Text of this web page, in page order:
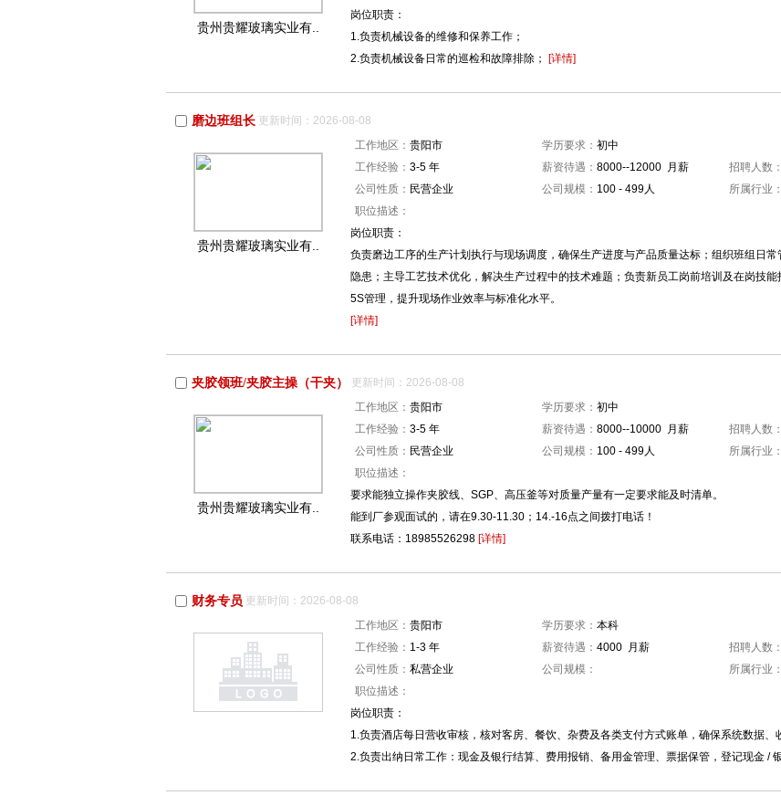
贵州贵耀玻璃实业有..
岗位职责：
1.负责机械设备的维修和保养工作；
2.负责机械设备日常的巡检和故障排除； [详情]
磨边班组长 更新时间：2026-08-08
贵州贵耀玻璃实业有..
工作地区： 贵阳市 学历要求： 初中
工作经验： 3-5 年 薪资待遇： 8000--12000 月薪 招聘人数：
公司性质： 民营企业 公司规模： 100 - 499人
所属行业：
职位描述：
岗位职责：
负责磨边工序的生产计划执行与现场调度，确保生产进度与产品质量达标；组织班组日
隐患；主导工艺技术优化，解决生产过程中的技术难题；负责新员工岗前培训及在岗技
5S管理，提升现场作业效率与标准化水平。
[详情]
夹胶领班/夹胶主操（干夹） 更新时间：2026-08-08
贵州贵耀玻璃实业有..
工作地区： 贵阳市 学历要求： 初中
工作经验： 3-5 年 薪资待遇： 8000--10000 月薪 招聘人数：
公司性质： 民营企业 公司规模： 100 - 499人
所属行业：
职位描述：
要求能独立操作夹胶线、SGP、高压釜等对质量产量有一定要求能及时清单。
能到厂参观面试的，请在9.30-11.30；14.-16点之间拨打电话！
联系电话：18985526298 [详情]
财务专员 更新时间：2026-08-08
工作地区： 贵阳市 学历要求： 本科
工作经验： 1-3 年 薪资待遇： 4000 月薪 招聘人数：
公司性质： 私营企业 公司规模： 所属行业：
职位描述：
岗位职责：
1.负责酒店每日营收审核，核对客房、餐饮、杂费及各类支付方式账单，确保系统数据、
2.负责出纳日常工作：现金及银行结算、费用报销、备用金管理、票据保管，登记现金 /